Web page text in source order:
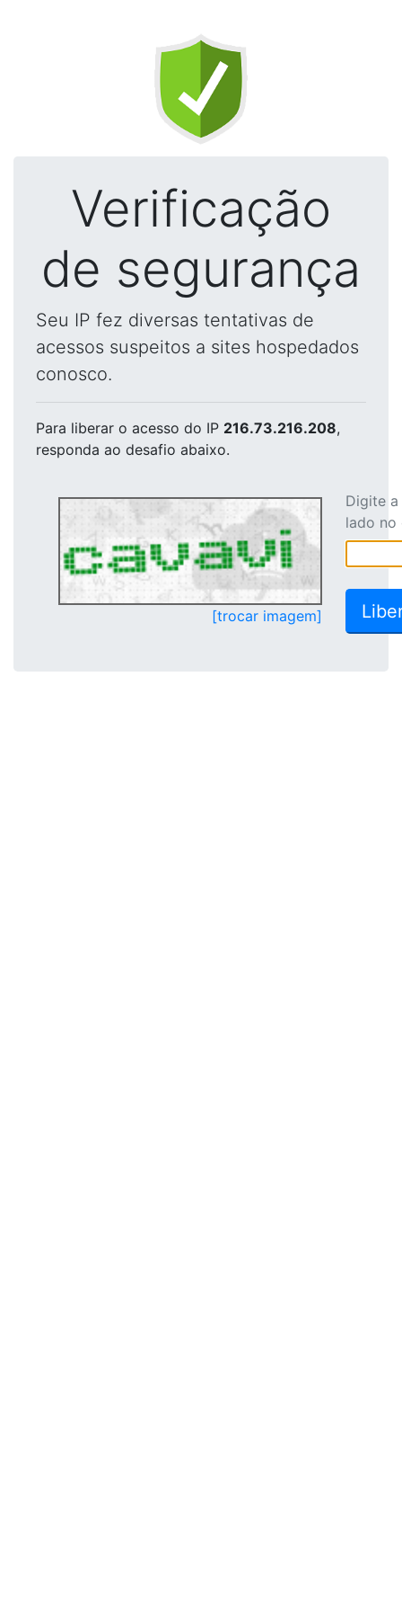
Verificação
de segurança
Seu IP fez diversas tentativas de
acessos suspeitos a sites hospedados
conosco.
Para liberar o acesso do IP 216.73.216.208,
responda ao desafio abaixo.
[trocar imagem]
Digite
lado no